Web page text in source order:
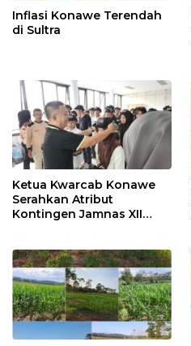
Inflasi Konawe Terendah
di Sultra
Ketua Kwarcab Konawe
Serahkan Atribut
Kontingen Jamnas XII